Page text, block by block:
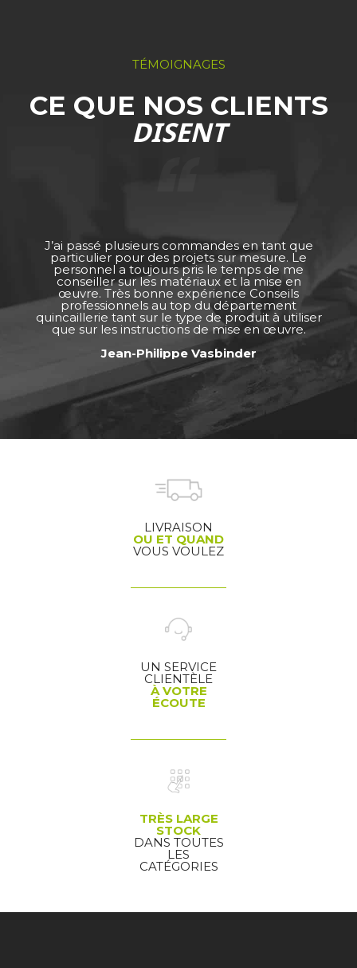
TÉMOIGNAGES
CE QUE NOS CLIENTS
DISENT
J’ai passé plusieurs commandes en tant que
particulier pour des projets sur mesure. Le
personnel a toujours pris le temps de me
conseiller sur les matériaux et la mise en
œuvre. Très bonne expérience Conseils
professionnels au top du département
quincaillerie tant sur le type de produit à utiliser
que sur les instructions de mise en œuvre.
Jean-Philippe Vasbinder
LIVRAISON
OU ET QUAND
VOUS VOULEZ
UN SERVICE
CLIENTÈLE
À VOTRE
ÉCOUTE
TRÈS LARGE
STOCK
DANS TOUTES
LES
CATÉGORIES